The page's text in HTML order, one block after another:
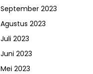
September 2023
Agustus 2023
Juli 2023
Juni 2023
Mei 2023